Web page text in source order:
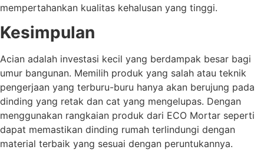
mempertahankan kualitas kehalusan yang tinggi.
Kesimpulan
Acian adalah investasi kecil yang berdampak besar bagi
umur bangunan. Memilih produk yang salah atau teknik
pengerjaan yang terburu-buru hanya akan berujung pada
dinding yang retak dan cat yang mengelupas. Dengan
menggunakan rangkaian produk dari ECO Mortar seperti
dapat memastikan dinding rumah terlindungi dengan
material terbaik yang sesuai dengan peruntukannya.